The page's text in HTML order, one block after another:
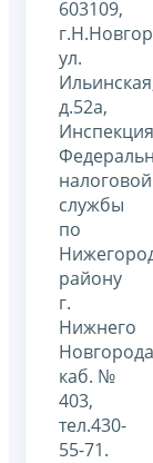
603109,
ул.
д.52а,
Инспекция
налоговой
службы
по
району
г.
Нижнего
каб. №
403,
тел.430-
55-71.